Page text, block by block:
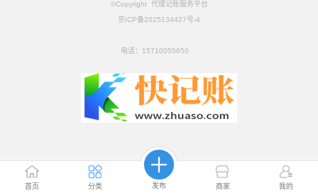
首页 分类 发布 商家 我的
©Copyright 代理记账服务平台
京ICP备2025134427号-4
电话： 15710055650